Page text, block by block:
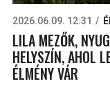
2026.06.09. 12:31
LILA MEZŐK,
HELYSZÍN, AHOL
ÉLMÉNY VÁR